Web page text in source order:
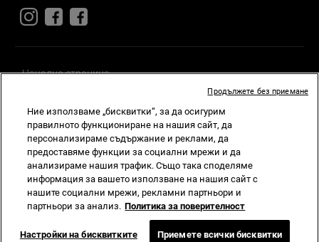
Visit
on
Instagram
Visit
on
Facebook
Visit
on
Facebook
Начална страница
Общиусловия Съгласие за бисквитки
Общи условияBEV Общи условияLEV
Вътрешни правила поЗЗЛПСОИН
Ние използваме „бисквитки“, за да осигурим
правилното функциониране на нашия сайт, да
персонализираме съдържание и реклами, да
предоставяме функции за социални мрежи и да
анализираме нашия трафик. Също така споделяме
информация за вашето използване на нашия сайт с
нашите социални мрежи, рекламни партньори и
партньори за анализ. Политика за поверителност
Настройки на бисквитките Приемете всички бисквитки
Продължете без приемане